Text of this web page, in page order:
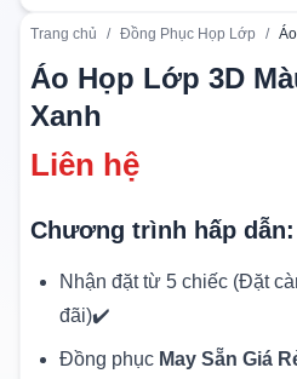
Trang chủ / Đồng Phục Họp Lớp /
Áo Họp Lớp 3D
Xanh
Liên hệ
Chương trình hấp dẫn:
Nhận đặt từ 5 chiếc (Đặt
đãi)✔️
Đồng phục May Sẵn Giá